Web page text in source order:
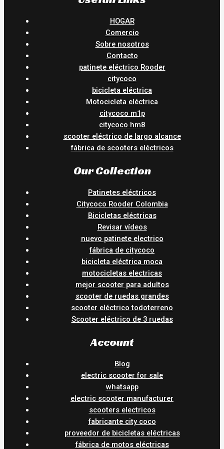
HOGAR
Comercio
Sobre nosotros
Contacto
patinete eléctrico Rooder
citycoco
bicicleta eléctrica
Motocicleta eléctrica
citycoco m1p
citycoco hm8
scooter eléctrico de largo alcance
fábrica de scooters eléctricos
Our Collection
Patinetes eléctricos
Citycoco Rooder Colombia
Bicicletas eléctricas
Revisar vídeos
nuevo patinete electrico
fábrica de citycoco
bicicleta eléctrica moca
motocicletas electricas
mejor scooter para adultos
scooter de ruedas grandes
scooter eléctrico todoterreno
Scooter eléctrico de 3 ruedas
Account
Blog
electric scooter for sale
whatsapp
electric scooter manufacturer
scooters electricos
fabricante city coco
proveedor de bicicletas eléctricas
fábrica de motos eléctricas